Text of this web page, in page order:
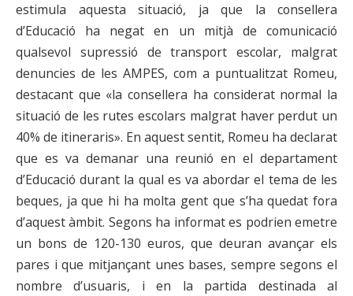
estimula aquesta situació, ja que la consellera
d’Educació ha negat en un mitjà de comunicació
qualsevol supressió de transport escolar, malgrat
denuncies de les AMPES, com a puntualitzat Romeu,
destacant que «la consellera ha considerat normal la
situació de les rutes escolars malgrat haver perdut un
40% de itineraris». En aquest sentit, Romeu ha declarat
que es va demanar una reunió en el departament
d’Educació durant la qual es va abordar el tema de les
beques, ja que hi ha molta gent que s’ha quedat fora
d’aquest àmbit. Segons ha informat es podrien emetre
un bons de 120-130 euros, que deuran avançar els
pares i que mitjançant unes bases, sempre segons el
nombre d’usuaris, i en la partida destinada al